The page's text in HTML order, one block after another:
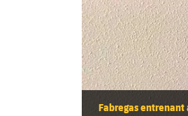
Fabregas